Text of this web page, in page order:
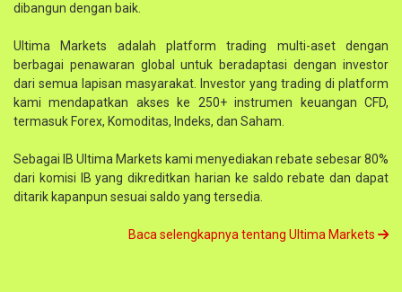
dibangun dengan baik.
Ultima Markets adalah platform trading multi-aset dengan
berbagai penawaran global untuk beradaptasi dengan investor
dari semua lapisan masyarakat. Investor yang trading di platform
kami mendapatkan akses ke 250+ instrumen keuangan CFD,
termasuk Forex, Komoditas, Indeks, dan Saham.
Sebagai IB Ultima Markets kami menyediakan rebate sebesar 80%
dari komisi IB yang dikreditkan harian ke saldo rebate dan dapat
ditarik kapanpun sesuai saldo yang tersedia.
Baca selengkapnya tentang Ultima Markets